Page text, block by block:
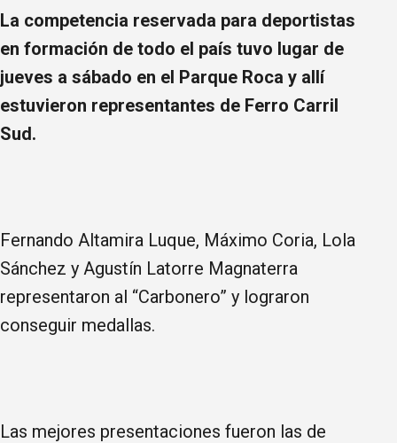
La competencia reservada para deportistas
en formación de todo el país tuvo lugar de
jueves a sábado en el Parque Roca y allí
estuvieron representantes de Ferro Carril
Sud.
Fernando Altamira Luque, Máximo Coria, Lola
Sánchez y Agustín Latorre Magnaterra
representaron al “Carbonero” y lograron
conseguir medallas.
Las mejores presentaciones fueron las de